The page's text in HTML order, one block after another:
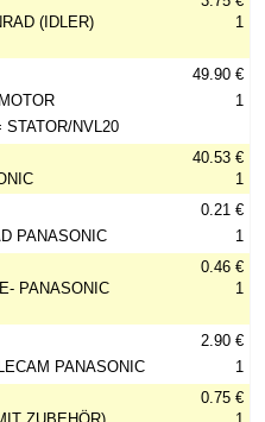
(IDLER)
1
STATOR/NVL20
49.90 €
1
40.53 €
1
PANASONIC
0.21 €
1
PANASONIC
0.46 €
1
PANASONIC
2.90 €
1
0.75 €